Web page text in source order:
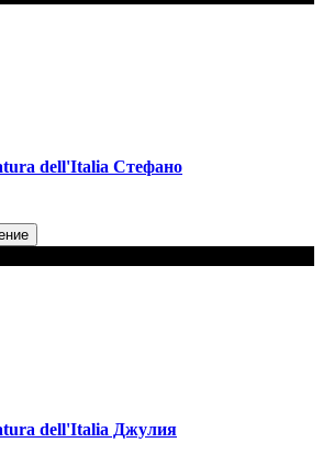
dell'Italia Стефано
dell'Italia Джулия